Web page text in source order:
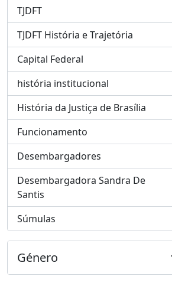
TJDFT
, 8 resultados
TJDFT História e Trajetória
, 6 resultados
Capital Federal
, 5 resultados
história institucional
, 5 resultados
História da Justiça de Brasília
, 5 resultados
Funcionamento
, 5 resultados
Desembargadores
, 4 resultados
Desembargadora Sandra De
Santis
, 3 resultados
Súmulas
, 3 resultados
Género